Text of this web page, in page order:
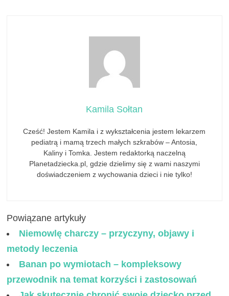
Kamila Sołtan
Cześć! Jestem Kamila i z wykształcenia jestem lekarzem
pediatrą i mamą trzech małych szkrabów – Antosia,
Kaliny i Tomka. Jestem redaktorką naczelną
Planetadziecka.pl, gdzie dzielimy się z wami naszymi
doświadczeniem z wychowania dzieci i nie tylko!
Powiązane artykuły
Niemowlę charczy – przyczyny, objawy i
metody leczenia
Banan po wymiotach – kompleksowy
przewodnik na temat korzyści i zastosowań